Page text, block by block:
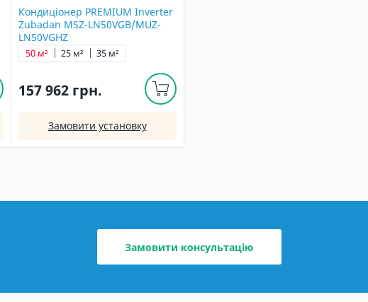
Кондиціонер PREMIUM Inverter
Zubadan MSZ-LN50VGB/MUZ-
LN50VGHZ
25 м² 35 м²
50 м²
157 962 грн.
Замовити установку
Замовити консультацію